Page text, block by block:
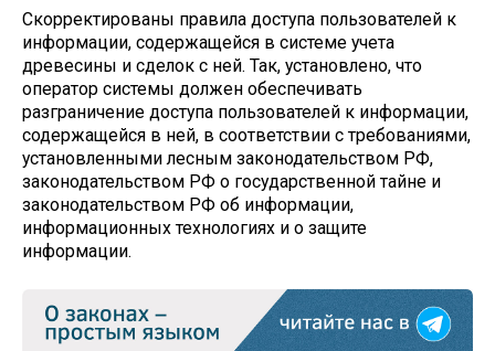
Скорректированы правила доступа пользователей к
информации, содержащейся в системе учета
древесины и сделок с ней. Так, установлено, что
оператор системы должен обеспечивать
разграничение доступа пользователей к информации,
содержащейся в ней, в соответствии с требованиями,
установленными лесным законодательством РФ,
законодательством РФ о государственной тайне и
законодательством РФ об информации,
информационных технологиях и о защите
информации.